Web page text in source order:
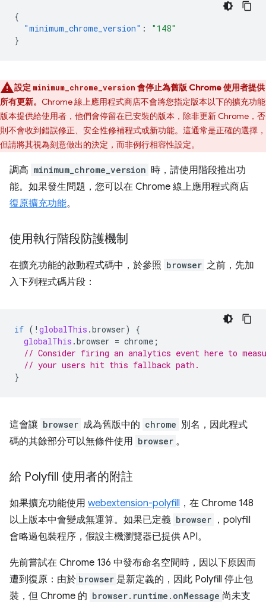
{
"minimum_chrome_version" :
"148"
}
設定 minimum_chrome_version 會停止為舊版 Chrome 使用者提供
所有更新。 Chrome 線上應用程式商店不會將您指定版本以下的擴充功能
版本提供給使用者，他們會停留在已安裝的版本，除非更新 Chrome，否
則不會收到錯誤修正、安全性修補程式或新功能。這通常是正確的選擇，
但請將其視為刻意做出的決定，而非例行相容性設定。
調高 minimum_chrome_version 時，請使用階段推出功
能。如果發生問題，您可以在 Chrome 線上應用程式商店
復原擴充功能。
使用執行階段防護機制
在擴充功能的啟動程式碼中，於參照 browser 之前，先加
入下列程式碼片段：
if ( ! globalThis .browser)
{
globalThis .browser = chrome ;
// Consider firing an analytics event here to
// your users hit this fallback path.
}
這會讓 browser 成為舊版中的 chrome 別名，因此程式
碼的其餘部分可以無條件使用 browser 。
給 Polyfill 使用者的附註
如果擴充功能使用 webextension-polyfill ，在 Chrome 148
以上版本中會變成無運算。如果已定義 browser ，polyfill
會略過包裝程序，假設主機瀏覽器已提供 API。
先前嘗試在 Chrome 136 中發布命名空間時，因以下原因而
遭到復原：由於 browser 是新定義的，因此 Polyfill 停止包
裝，但 Chrome 的 browser.runtime.onMessage 尚未支